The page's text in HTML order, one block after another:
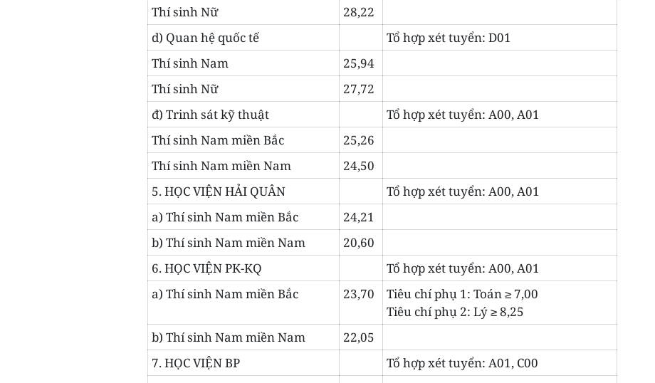
Thí sinh Nữ
28,22
d) Quan hệ quốc tế
Tổ hợp xét tuyển: D01
Thí sinh Nam
25,94
Thí sinh Nữ
27,72
đ) Trinh sát kỹ thuật
Tổ hợp xét tuyển: A00, A01
Thí sinh Nam miền Bắc
25,26
Thí sinh Nam miền Nam
24,50
5. HỌC VIỆN HẢI QUÂN
Tổ hợp xét tuyển: A00, A01
a) Thí sinh Nam miền Bắc
24,21
b) Thí sinh Nam miền Nam
20,60
6. HỌC VIỆN PK-KQ
Tổ hợp xét tuyển: A00, A01
a) Thí sinh Nam miền Bắc
23,70
Tiêu chí phụ 1: Toán ≥ 7,00
Tiêu chí phụ 2: Lý ≥ 8,25
b) Thí sinh Nam miền Nam
22,05
7. HỌC VIỆN BP
Tổ hợp xét tuyển: A01, C00